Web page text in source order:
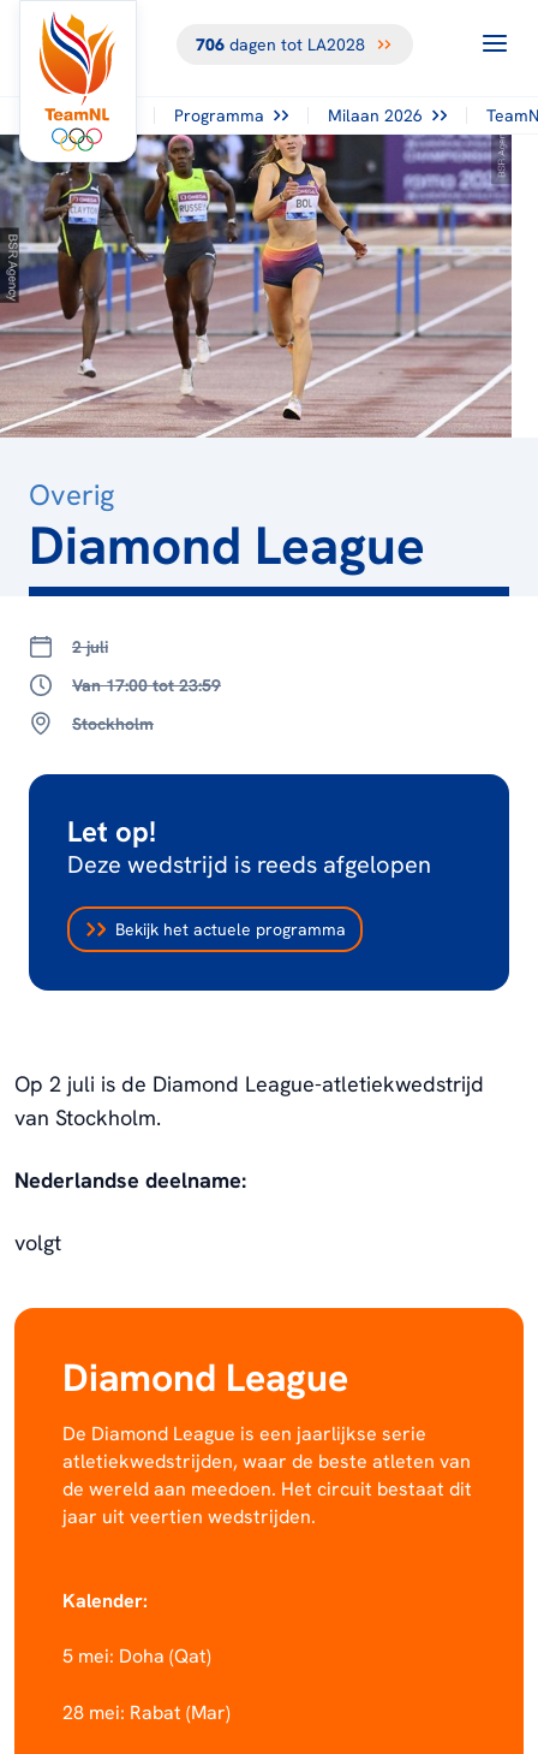
706dagen tot LA2028
Programma Milaan 2026
Overig
Diamond League
2 juli
Van 17:00 tot 23:59
Stockholm
Let op!
Deze wedstrijd is reeds afgelopen
Bekijk het actuele programma
TERUG NAAR
OVERZICHT
Op 2 juli is de Diamond League-atletiekwedstrijd
van Stockholm.
Nederlandse deelname:
volgt
Diamond League
De Diamond League is een jaarlijkse serie
atletiekwedstrijden, waar de beste atleten van
de wereld aan meedoen. Het circuit bestaat dit
jaar uit veertien wedstrijden.
Kalender:
5 mei: Doha (Qat)
28 mei: Rabat (Mar)